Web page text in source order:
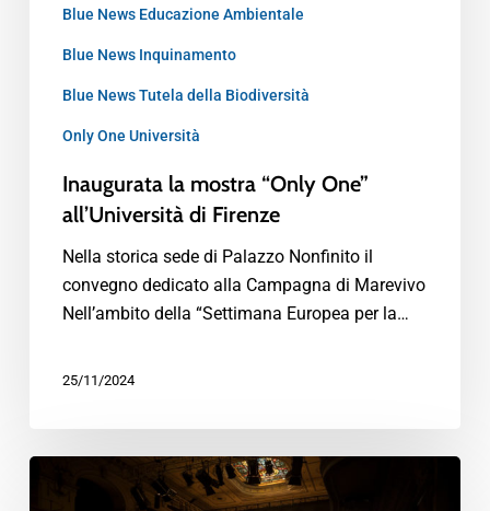
Blue News Educazione Ambientale
Blue News Inquinamento
Blue News Tutela della Biodiversità
Only One Università
Inaugurata la mostra “Only One”
all’Università di Firenze
Nella storica sede di Palazzo Nonfinito il
convegno dedicato alla Campagna di Marevivo
Nell’ambito della “Settimana Europea per la…
25/11/2024